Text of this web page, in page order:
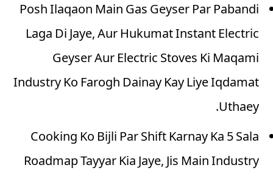
Posh Ilaqaon Main Gas Geyser Par Pabandi
Laga Di Jaye, Aur Hukumat Instant Electric
Geyser Aur Electric Stoves Ki Maqami
Industry Ko Farogh Dainay Kay Liye Iqdamat
Uthaey.
Cooking Ko Bijli Par Shift Karnay Ka 5 Sala
Roadmap Tayyar Kia Jaye, Jis Main Industry